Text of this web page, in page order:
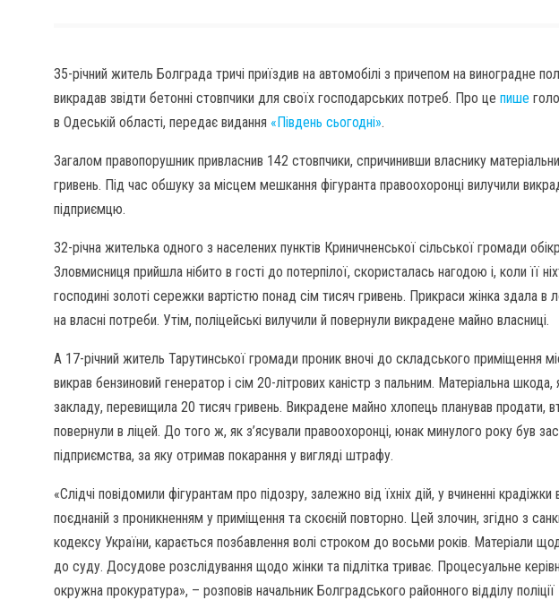
35-річний житель Болграда тричі приїздив на автомобілі з причепом на виноградне
викрадав звідти бетонні стовпчики для своїх господарських потреб. Про це пише
в Одеській області, передає видання «Південь сьогодні».
Загалом правопорушник привласнив 142 стовпчики, спричинивши власнику
гривень. Під час обшуку за місцем мешкання фігуранта правоохоронці вилучили
підприємцю.
32-річна жителька одного з населених пунктів Криничненської сільської громади
Зловмисниця прийшла нібито в гості до потерпілої, скористалась нагодою і, коли її
господині золоті сережки вартістю понад сім тисяч гривень. Прикраси жінка здала в
на власні потреби. Утім, поліцейські вилучили й повернули викрадене майно власниці.
А 17-річний житель Тарутинської громади проник вночі до складського приміщення
викрав бензиновий генератор і сім 20-літрових каністр з пальним. Матеріальна шкода,
закладу, перевищила 20 тисяч гривень. Викрадене майно хлопець планував продати,
повернули в ліцей. До того ж, як з’ясували правоохоронці, юнак минулого року був
підприємства, за яку отримав покарання у вигляді штрафу.
«Слідчі повідомили фігурантам про підозру, залежно від їхніх дій, у вчиненні
поєднаній з проникненням у приміщення та скоєній повторно. Цей злочин, згідно з
кодексу України, карається позбавлення волі строком до восьми років. Матеріали
до суду. Досудове розслідування щодо жінки та підлітка триває. Процесуальне
окружна прокуратура», – розповів начальник Болградського районного відділу